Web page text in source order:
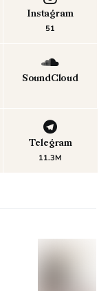
Instagram
51
SoundCloud
Telegram
11.3M